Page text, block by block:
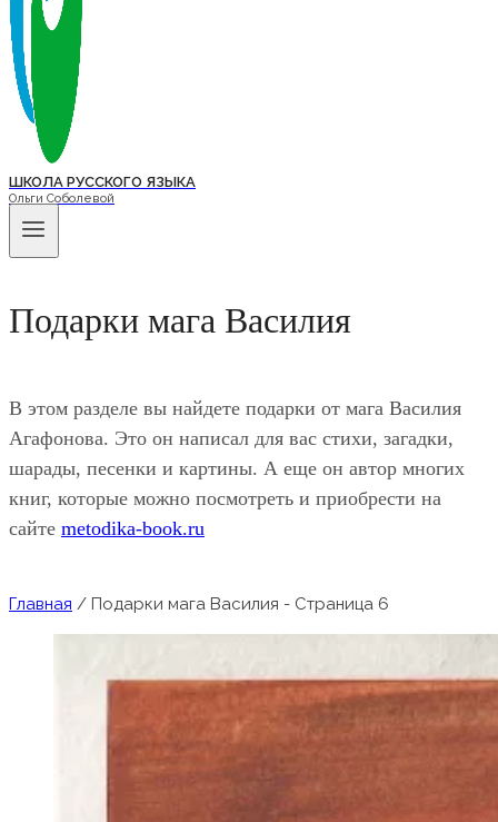
ШКОЛА РУССКОГО ЯЗЫКА
Ольги Соболевой
Подарки мага Василия
В этом разделе вы найдете подарки от мага Василия
Агафонова. Это он написал для вас стихи, загадки,
шарады, песенки и картины. А еще он автор многих
книг, которые можно посмотреть и приобрести на
сайте metodika-book.ru
Главная / Подарки мага Василия - Страница 6